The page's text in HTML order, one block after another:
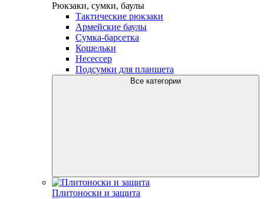
Рюкзаки, сумки, баулы
Тактические рюкзаки
Армейские баулы
Сумка-барсетка
Кошельки
Несессер
Подсумки для планшета
Все категории
Плитоноски и защита